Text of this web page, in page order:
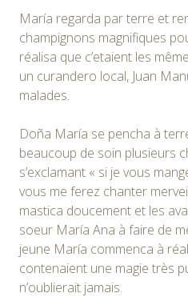
María regarda par terre et
champignons magnifiques
réalisa que c’etaient les
un curandero local, Juan
malades.
Doña María se pencha à
beaucoup de soin plusieurs
s’exclamant « si je vous
vous me ferez chanter
mastica doucement et les
soeur María Ana à faire de
jeune María commenca à
contenaient une magie très
n’oublierait jamais.